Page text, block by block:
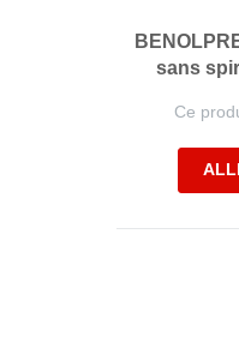
sans
Ce